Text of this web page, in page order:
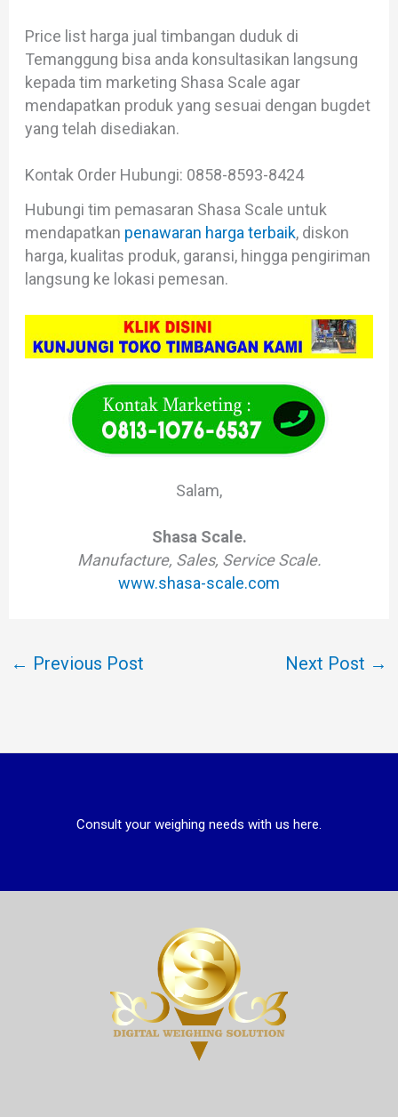
Price list harga jual timbangan duduk di
Temanggung bisa anda konsultasikan langsung
kepada tim marketing Shasa Scale agar
mendapatkan produk yang sesuai dengan bugdet
yang telah disediakan.
Kontak Order Hubungi: 0858-8593-8424
Hubungi tim pemasaran Shasa Scale untuk
mendapatkan penawaran harga terbaik, diskon
harga, kualitas produk, garansi, hingga pengiriman
langsung ke lokasi pemesan.
Salam,
Shasa Scale.
Manufacture, Sales, Service Scale.
www.shasa-scale.com
← Previous Post Next Post →
Consult your weighing needs with us here.